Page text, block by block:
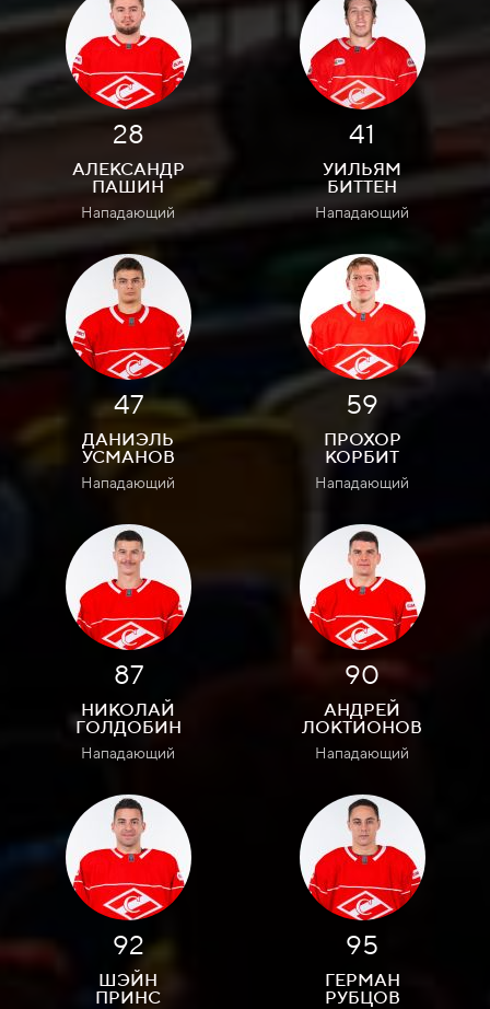
28
АЛЕКСАНДР
ПАШИН
Нападающий
41
УИЛЬЯМ
БИТТЕН
Нападающий
47
ДАНИЭЛЬ
УСМАНОВ
Нападающий
59
ПРОХОР
КОРБИТ
Нападающий
87
НИКОЛАЙ
ГОЛДОБИН
Нападающий
90
АНДРЕЙ
ЛОКТИОНОВ
Нападающий
92
ШЭЙН
ПРИНС
95
ГЕРМАН
РУБЦОВ